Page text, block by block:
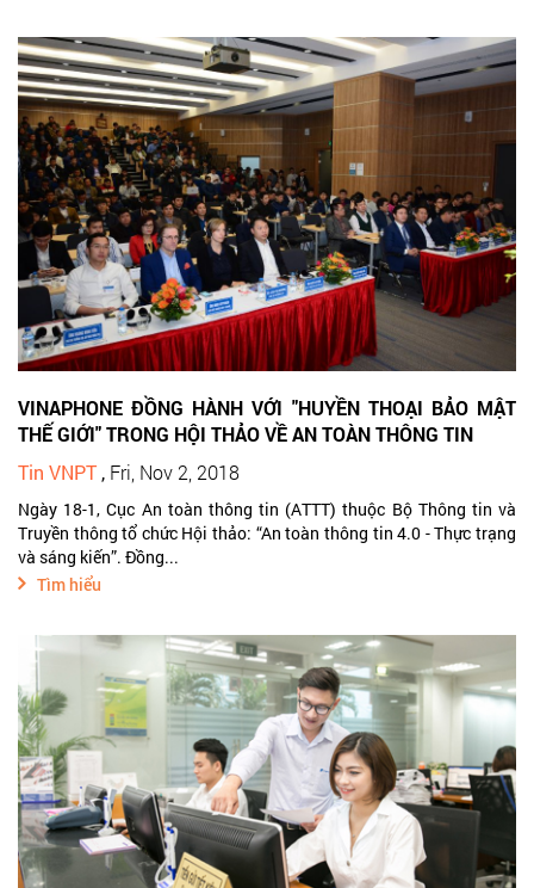
VINAPHONE ĐỒNG HÀNH VỚI "HUYỀN THOẠI BẢO MẬT
THẾ GIỚI" TRONG HỘI THẢO VỀ AN TOÀN THÔNG TIN
Tin VNPT , Fri, Nov 2, 2018
Ngày 18-1, Cục An toàn thông tin (ATTT) thuộc Bộ Thông tin và
Truyền thông tổ chức Hội thảo: “An toàn thông tin 4.0 - Thực trạng
và sáng kiến”. Đồng...
Tìm hiểu